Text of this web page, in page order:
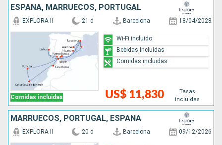
ESPAÑA, MARRUECOS, PORTUGAL
Comidas incluidas
EXPLORA II 21 d Barcelona 18/04/2028
US$ 11,830
Tasas
incluidas
Wi-Fi incluido
Bebidas Incluidas
Comidas incluidas
MARRUECOS, PORTUGAL, ESPAÑA
EXPLORA II 20 d Barcelona 09/12/2026